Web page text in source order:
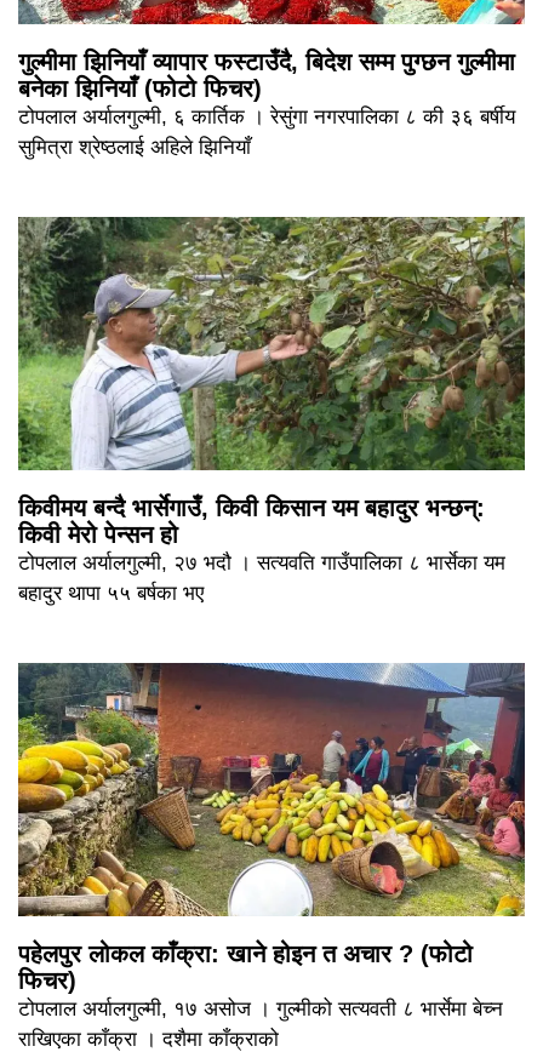
गुल्मीमा झिनियाँ व्यापार फस्टाउँदै, बिदेश सम्म पुग्छन गुल्मीमा
बनेका झिनियाँ (फोटो फिचर)
टोपलाल अर्यालगुल्मी, ६ कार्तिक । रेसुंगा नगरपालिका ८ की ३६ बर्षीय
सुमित्रा श्रेष्ठलाई अहिले झिनियाँ
किवीमय बन्दै भार्सेगाउँ, किवी किसान यम बहादुर भन्छन्:
किवी मेरो पेन्सन हो
टोपलाल अर्यालगुल्मी, २७ भदौ । सत्यवति गाउँपालिका ८ भार्सेका यम
बहादुर थापा ५५ बर्षका भए
पहेलपुर लोकल काँक्रा: खाने होइन त अचार ? (फोटो
फिचर)
टोपलाल अर्यालगुल्मी, १७ असोज । गुल्मीको सत्यवती ८ भार्सेमा बेच्न
राखिएका काँक्रा । दशैमा काँक्राको